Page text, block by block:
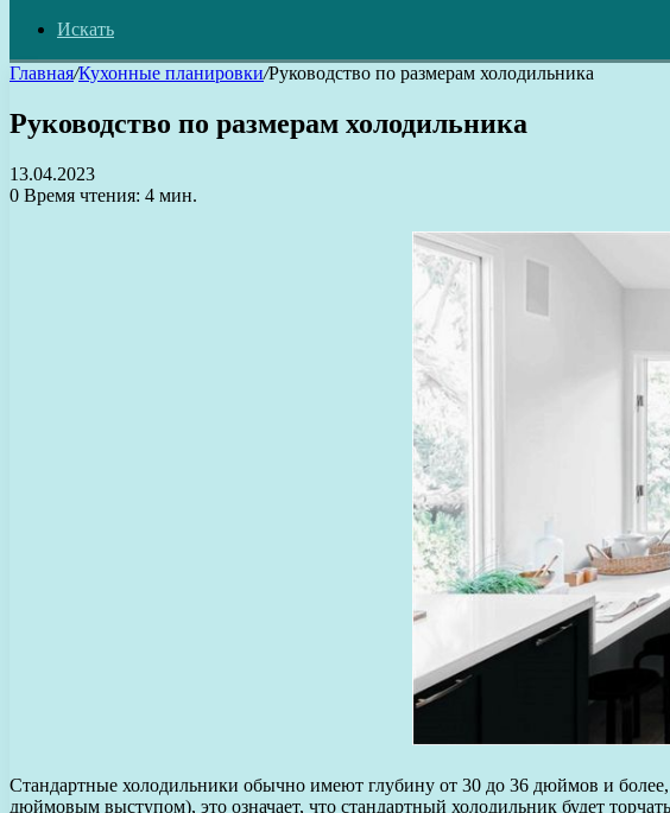
Искать
Главная/Кухонные планировки/Руководство по размерам холодильника
Руководство по размерам холодильника
13.04.2023
0 Время чтения: 4 мин.
Стандартные холодильники обычно имеют глубину от 30 до 36 дюймов и
дюймовым выступом), это означает, что стандартный холодильник будет